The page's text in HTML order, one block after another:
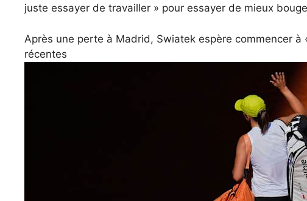
juste essayer de travailler » pour essayer de mieux
Après une perte à Madrid, Swiatek espère commencer
récentes